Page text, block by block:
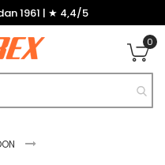
1961 | ★ 4,4/5
0